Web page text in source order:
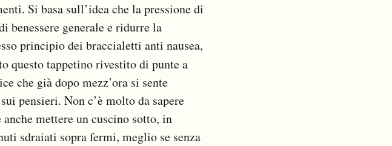
Si basa sull’idea che la pressione di
benessere generale e ridurre la
principio dei braccialetti anti nausea,
questo tappetino rivestito di punte a
che già dopo mezz’ora si sente
pensieri. Non c’è molto da sapere
mettere un cuscino sotto, in
sdraiati sopra fermi, meglio se senza